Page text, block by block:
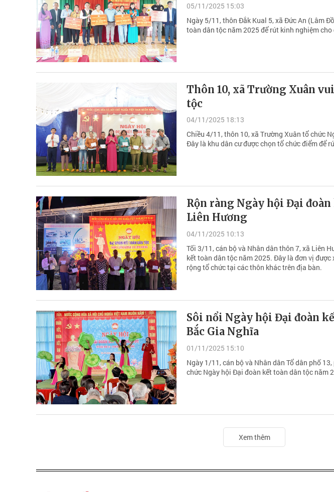
05/11/2025 15:03
Ngày 5/11, thôn Đắk Kual 5, xã Đức An (Lâm
toàn dân tộc năm 2025 để rút kinh nghiệm
Thôn 10, xã Trường Xuân
tộc
04/11/2025 18:13
Chiều 4/11, thôn 10, xã Trường Xuân tổ chức
Đây là khu dân cư được chọn tổ chức điểm để
Rộn ràng Ngày hội Đại
Liên Hương
04/11/2025 10:13
Tối 3/11, cán bộ và Nhân dân thôn 7, xã Liên
kết toàn dân tộc năm 2025. Đây là đơn vị
rộng tổ chức tại các thôn khác trên địa bàn.
Sôi nổi Ngày hội Đại đoàn
Bắc Gia Nghĩa
01/11/2025 15:10
Ngày 1/11, cán bộ và Nhân dân Tổ dân phố
chức Ngày hội Đại đoàn kết toàn dân tộc năm
Xem thêm